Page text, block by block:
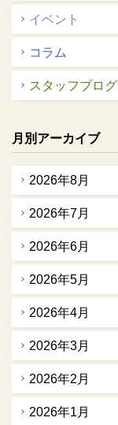
イベント
コラム
スタッフブログ
月別アーカイブ
2026年8月
2026年7月
2026年6月
2026年5月
2026年4月
2026年3月
2026年2月
2026年1月